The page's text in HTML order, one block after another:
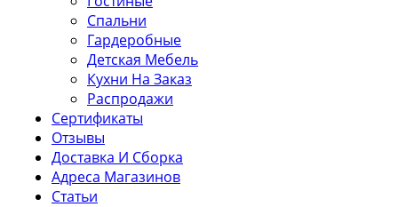
Спальни
Гардеробные
Детская Мебель
Кухни На Заказ
Распродажи
Сертификаты
Отзывы
Доставка И Сборка
Адреса Магазинов
Статьи